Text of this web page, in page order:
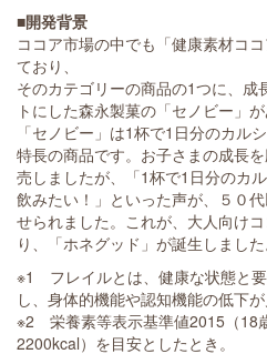
■開発背景
ココア市場の中でも「健康素材コ
ており、
そのカテゴリーの商品の1つに、成
トにした森永製菓の「セノビー」が
「セノビー」は1杯で1日分のカル
特長の商品です。お子さまの成長
売しましたが、「1杯で1日分のカ
飲みたい！」といった声が、５０
せられました。これが、大人向け
り、「ホネグッド」が誕生しました
※1 フレイルとは、健康な状態と
し、身体的機能や認知機能の低下が
※2 栄養素等表示基準値2015（18
2200kcal）を目安としたとき。